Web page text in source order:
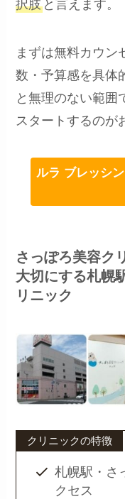
択肢 と言えます。
まずは無料カウン
数・予算感を具体
と無理のない範囲
スタートするのが
ルラ ブレッシ
さっぽろ美容ク
大切にする札幌
リニック
クリニックの特徴
札幌駅・さ
クセス